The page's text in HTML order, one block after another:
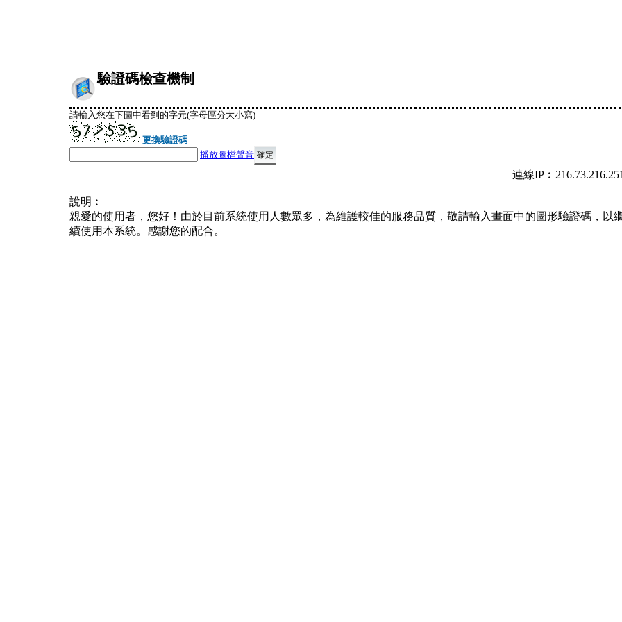
驗證碼檢查機制
請輸入您在下圖中看到的字元(字母區分大小寫)
更換驗證碼
播放圖檔聲音
連線
說明︰
親愛的使用者，您好！由於目前系統使用人數眾多，為維護較佳的服務品質，敬請輸入畫面中的圖形驗證碼，以
續使用本系統。感謝您的配合。